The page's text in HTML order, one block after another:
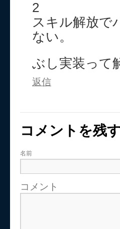
2
スキル解放で
ない。
ぶし実装って
返信
コメントを残
名前
コメント